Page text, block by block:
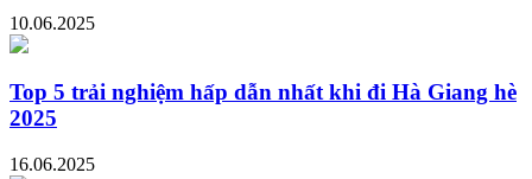
10.06.2025
Top 5 trải nghiệm hấp dẫn nhất khi đi Hà Giang hè
2025
16.06.2025